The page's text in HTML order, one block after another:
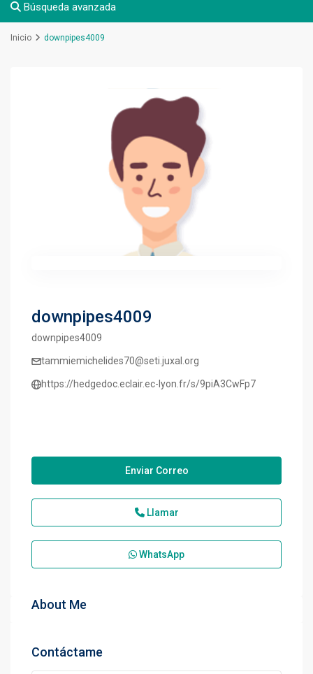
Búsqueda avanzada
Inicio downpipes4009
downpipes4009
downpipes4009
tammiemichelides70@seti.juxal.org
https://hedgedoc.eclair.ec-lyon.fr/s/9piA3CwFp7
Enviar Correo
Llamar
WhatsApp
About Me
Contáctame